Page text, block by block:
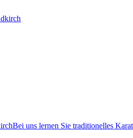
Bei uns lernen Sie traditionelles